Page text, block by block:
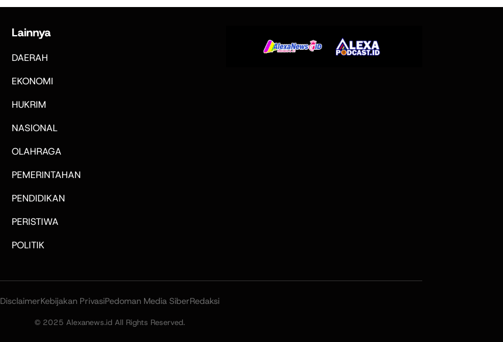
Lainnya
DAERAH
EKONOMI
HUKRIM
NASIONAL
OLAHRAGA
PEMERINTAHAN
PENDIDIKAN
PERISTIWA
POLITIK
DisclaimerKebijakan PrivasiPedoman Media SiberRedaksi
© 2025 Alexanews.id All Rights Reserved.